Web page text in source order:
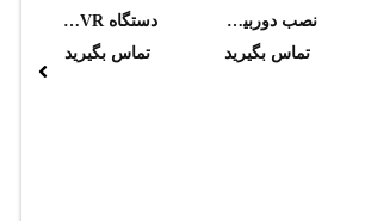
نصب دوربين مداربسته IP (تا ارتفاع 3 متر)
تماس بگیرید
دستگاه DVR هایک ویژن مدل IDS-7208HUHI-M1/S
تماس بگیرید